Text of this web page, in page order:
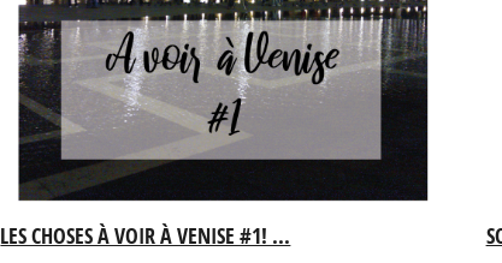
LES CHOSES À VOIR À VENISE #1! ...